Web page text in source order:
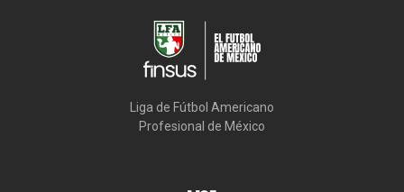
Liga de Fútbol Americano
Profesional de México